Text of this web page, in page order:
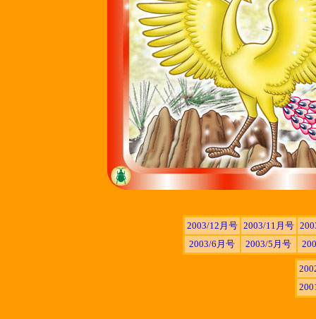
2003/12月号 2003/11月号
2003/6月号
2003/5月号